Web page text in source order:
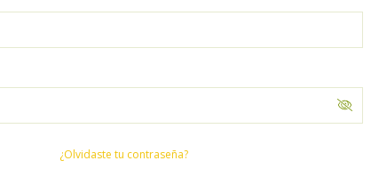
¿Olvidaste tu contraseña?